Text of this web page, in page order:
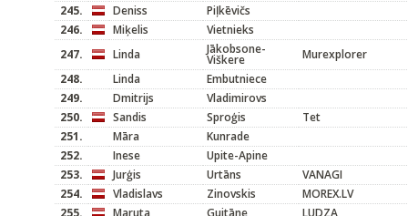
245.
Deniss
Piļkēvičs
246.
Miķelis
Vietnieks
247.
Linda Jākobsone-
Viškere
Murexplorer
248.
Linda
Embutniece
249.
Dmitrijs
Vladimirovs
250.
Sandis Sproģis
Tet
251.
Māra
Kunrade
252.
Inese
Upite-Apine
253.
Jurģis Urtāns
VANAGI
254.
Vladislavs Zinovskis
MOREX.LV
255.
Maruta Guitāne
LUDZA